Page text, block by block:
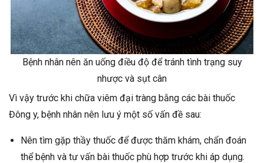
Bệnh nhân nên ăn uống điều độ để tránh tình trạng suy
nhược và sụt cân
Vì vậy trước khi chữa viêm đại tràng bằng các bài thuốc
Đông y, bệnh nhân nên lưu ý một số vấn đề sau:
Nên tìm gặp thầy thuốc để được thăm khám, chẩn đoán
thể bệnh và tư vấn bài thuốc phù hợp trước khi áp dụng.